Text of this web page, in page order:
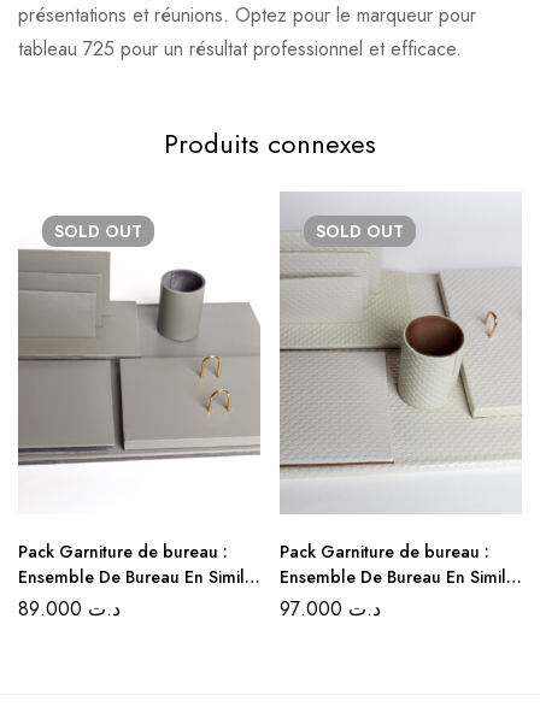
présentations et réunions. Optez pour le marqueur pour
tableau 725 pour un résultat professionnel et efficace.
Produits connexes
SOLD OUT
Pack Garniture de bureau :
Ensemble De Bureau En Simili
cuir 5 Pièces – Couleur Gris
د.ت
SOLD OUT
Pack Garniture de bureau :
Ensemble De Bureau En Simili
cuir Croco 5 Pièces – Couleur
د.ت